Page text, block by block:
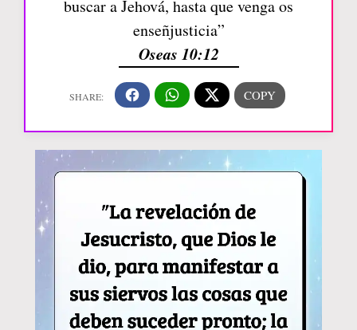
buscar a Jehová, hasta que venga os
enseñjusticia”
Oseas 10:12